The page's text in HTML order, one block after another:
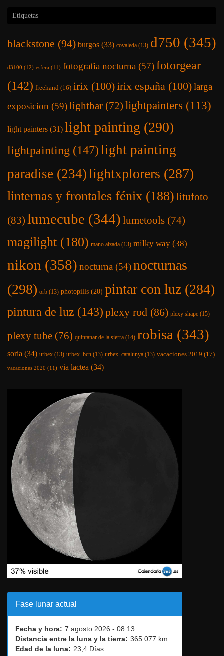
Etiquetas
blackstone (94) burgos (33) covaleda (13) d750 (345)
d3100 (12) esfera (11) fotografia nocturna (57)fotorgear
(142) freehand (16) irix (100)irix españa (100)larga
exposicion (59)lightbar (72) lightpainters (113)
light painters (31) light painting (290)
lightpainting (147)light painting
paradise (234)lightxplorers (287)
linternas y frontales fénix (188) litufoto
(83) lumecube (344) lumetools (74)
magilight (180) mano alzada (13) milky way (38)
nikon (358) nocturna (54)nocturnas
(298) orb (13) photopills (20) pintar con luz (284)
pintura de luz (143) plexy rod (86) plexy shape (15)
plexy tube (76) quintanar de la sierra (14) robisa (343)
soria (34) urbex (13) urbex_bcn (13) urbex_catalunya (13) vacaciones 2019 (17)
vacaciones 2020 (11) via lactea (34)
Fase lunar actual
Fecha y hora: 7 agosto 2026 - 08:13
Distancia entre la luna y la tierra: 365.077 km
Edad de la luna: 23,4 Días